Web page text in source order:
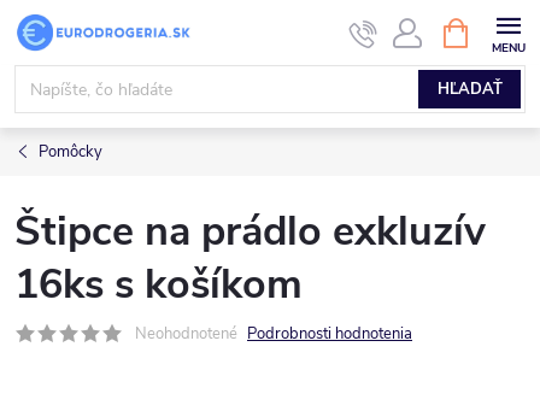
Prejsť
obsah
HĽADAŤ
KOŠÍK
Pomôcky
Štipce na prádlo exkluzív
16ks s košíkom
Neohodnotené Podrobnosti hodnotenia